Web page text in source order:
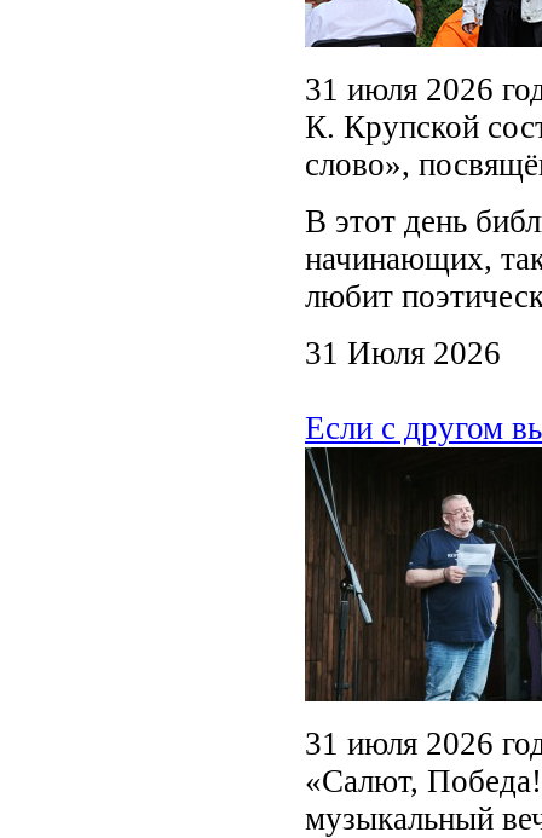
31 июля 2026
К. Крупской
слово»,
В этот день
начинающих,
любит
31 Июля 2026
Если с другом
31 июля 2026
«Салют,
музыкальный